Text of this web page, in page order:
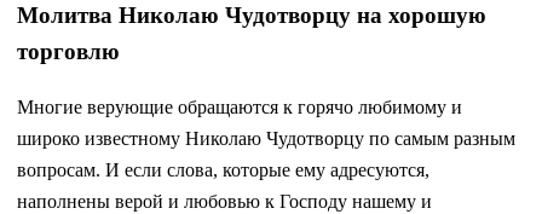
Молитва Николаю Чудотворцу на хорошую
торговлю
Многие верующие обращаются к горячо любимому и
широко известному Николаю Чудотворцу по самым разным
вопросам. И если слова, которые ему адресуются,
наполнены верой и любовью к Господу нашему и